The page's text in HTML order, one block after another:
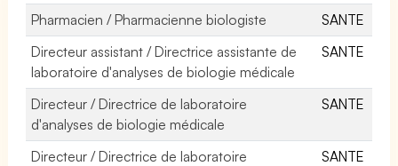
Pharmacien / Pharmacienne biologiste
SANTE
Directeur assistant / Directrice assistante de
laboratoire d'analyses de biologie médicale
SANTE
Directeur / Directrice de laboratoire
d'analyses de biologie médicale
SANTE
Directeur / Directrice de laboratoire
SANTE